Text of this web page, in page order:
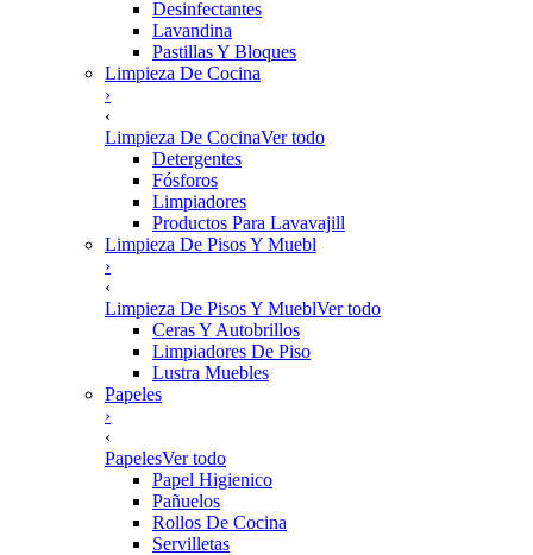
Desinfectantes
Lavandina
Pastillas Y Bloques
Limpieza De Cocina
›
‹
Limpieza De CocinaVer todo
Detergentes
Fósforos
Limpiadores
Productos Para Lavavajill
Limpieza De Pisos Y Muebl
›
‹
Limpieza De Pisos Y MueblVer todo
Ceras Y Autobrillos
Limpiadores De Piso
Lustra Muebles
Papeles
›
‹
PapelesVer todo
Papel Higienico
Pañuelos
Rollos De Cocina
Servilletas